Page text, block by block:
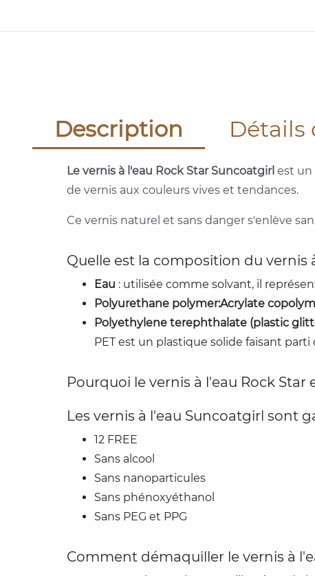
Description
Le vernis à l'eau Rock Star Suncoatgirl est un
de vernis aux couleurs vives et tendances.
Ce vernis naturel et sans danger s'enlève
Quelle est la composition du vernis
Eau : utilisée comme solvant, il
Polyurethane polymer:Acrylate
Polyethylene terephthalate (plastic
PET est un plastique solide faisant
Pourquoi le vernis à l'eau Rock Star
Les vernis à l'eau Suncoatgirl sont
12 FREE
Sans alcool
Sans nanoparticules
Sans phénoxyéthanol
Sans PEG et PPG
Comment démaquiller le vernis à